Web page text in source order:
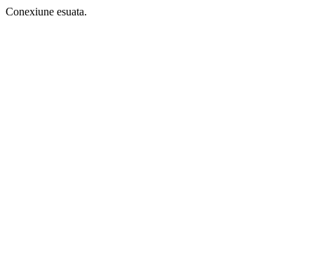
Conexiune esuata.